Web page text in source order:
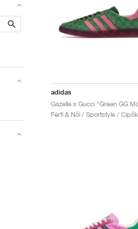
Search
adidas
Férfi & Női / Sportstyle / Cipők